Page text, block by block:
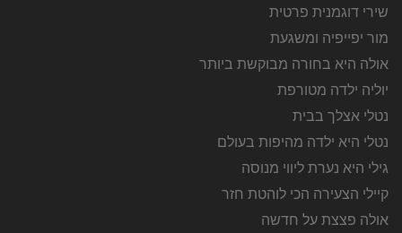
שירי דוגמנית פרטית
מור יפייפיה ומשגעת
אולה היא בחורה מבוקשת ביותר
יוליה ילדה מטורפת
נטלי אצלך בבית
נטלי היא ילדה מהיפות בעולם
גילי היא נערת ליווי מנוסה
קיילי הצעירה הכי לוהטת חזר
אולה פצצת על חדשה